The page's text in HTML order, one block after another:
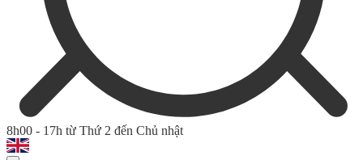
8h00 - 17h từ Thứ 2 đến Chủ nhật